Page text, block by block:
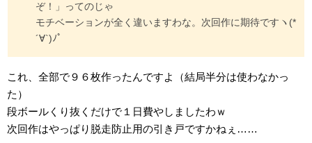
ぞ！」ってのじゃ
モチベーションが全く違いますわな。次回作に期待ですヽ(*
´∀`)ﾉﾟ
これ、全部で９６枚作ったんですよ（結局半分は使わなかっ
た）
段ボールくり抜くだけで１日費やしましたわｗ
次回作はやっぱり脱走防止用の引き戸ですかねぇ……